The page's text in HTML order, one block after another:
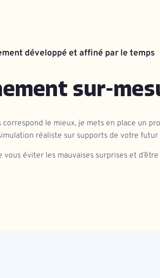
développé et affiné par le temps
sur-
le mieux, je mets en place un
réaliste sur supports de votre futur
éviter les mauvaises surprises et